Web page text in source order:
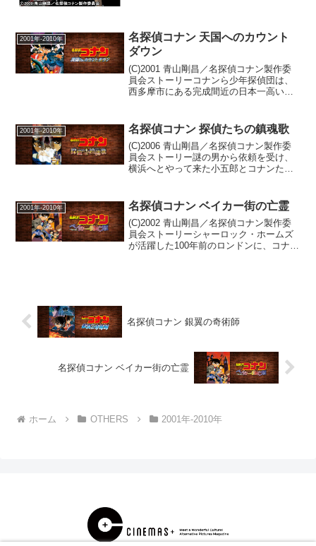
2001年-2010年
名探偵コナン 天国へのカウント
ダウン
(C)2001 青山剛昌／名探偵コナン製作委
員会ストーリーコナンら少年探偵団は、
西多摩市にある完成間近の日本一高い双
設にからんで暗躍した怪しい面々が集っ
ていた・・・。そし...
2001年-2010年 名探偵コナン 探偵たちの鎮魂歌
(C)2006 青山剛昌／名探偵コナン製作委
員会ストーリー謎の男から依頼を受け、
横浜へとやって来た小五郎とコナンたち
う。タイムリミットは12時間。その間に
依頼されたある...
2001年-2010年 名探偵コナン ベイカー街の亡霊
(C)2002 青山剛昌／名探偵コナン製作委
員会ストーリーシャーロック・ホームズ
が活躍した100年前のロンドンに、コナン
名探偵コナン 銀翼の奇術師
名探偵コナン ベイカー街の亡霊
ホーム OTHERS 2001年-2010年